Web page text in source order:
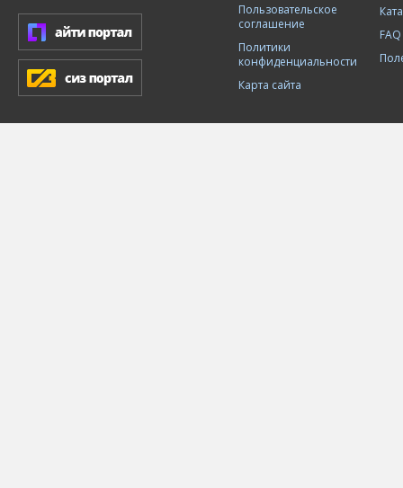
Пользовательское
соглашение
Политики
конфиденциальности
Карта сайта
FAQ